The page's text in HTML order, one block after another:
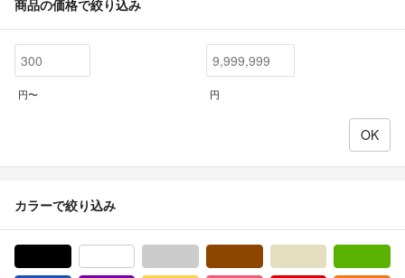
商品の価格で絞り込み
円〜 円
カラーで絞り込み